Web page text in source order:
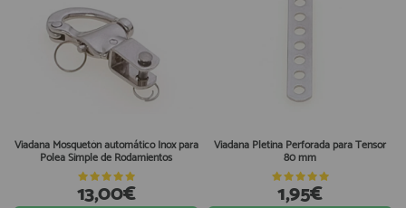
Viadana Mosquetón automático Inox para
Polea Simple de Rodamientos
13,00€
Viadana Pletina Perforada para Tensor
80 mm
1,95€